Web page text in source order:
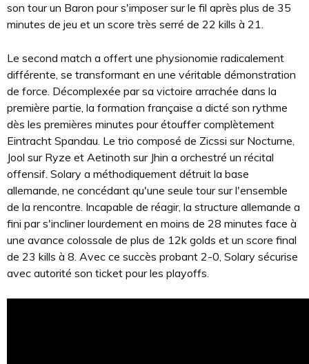
son tour un Baron pour s'imposer sur le fil après plus de 35
minutes de jeu et un score très serré de 22 kills à 21.
Le second match a offert une physionomie radicalement
différente, se transformant en une véritable démonstration
de force. Décomplexée par sa victoire arrachée dans la
première partie, la formation française a dicté son rythme
dès les premières minutes pour étouffer complètement
Eintracht Spandau. Le trio composé de Zicssi sur Nocturne,
Jool sur Ryze et Aetinoth sur Jhin a orchestré un récital
offensif. Solary a méthodiquement détruit la base
allemande, ne concédant qu'une seule tour sur l'ensemble
de la rencontre. Incapable de réagir, la structure allemande a
fini par s'incliner lourdement en moins de 28 minutes face à
une avance colossale de plus de 12k golds et un score final
de 23 kills à 8. Avec ce succès probant 2-0, Solary sécurise
avec autorité son ticket pour les playoffs.